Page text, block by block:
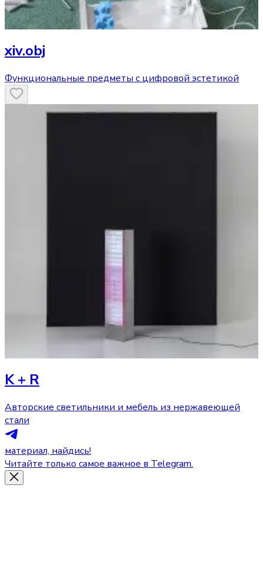
xiv.obj
Функциональные предметы с цифровой эстетикой
K + R
Авторские светильники и мебель из нержавеющей
стали
материал, найдись!
Читайте только самое важное в Telegram.